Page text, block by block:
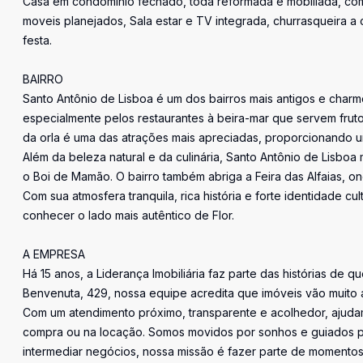
moveis planejados, Sala estar e TV integrada, churrasqueira
festa.
BAIRRO
Santo Antônio de Lisboa é um dos bairros mais antigos e
especialmente pelos restaurantes à beira-mar que servem
da orla é uma das atrações mais apreciadas, proporcionando
Além da beleza natural e da culinária, Santo Antônio de
o Boi de Mamão. O bairro também abriga a Feira das Alfaias,
Com sua atmosfera tranquila, rica história e forte identidade
conhecer o lado mais autêntico de Flor.
A EMPRESA
Há 15 anos, a Liderança Imobiliária faz parte das histórias de
Benvenuta, 429, nossa equipe acredita que imóveis vão
Com um atendimento próximo, transparente e acolhedor,
compra ou na locação. Somos movidos por sonhos e
intermediar negócios, nossa missão é fazer parte de